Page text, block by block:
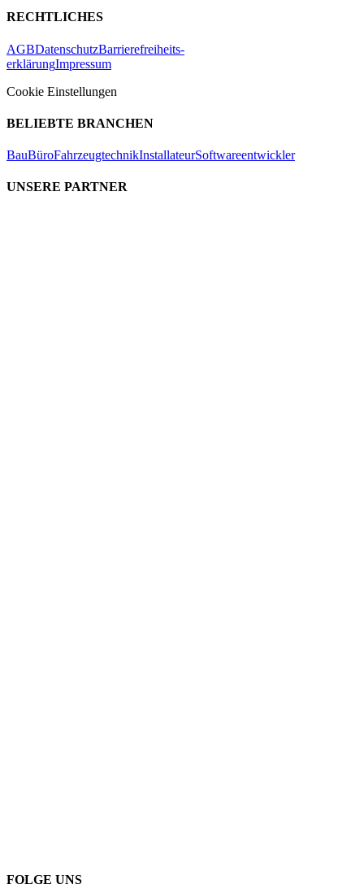
RECHTLICHES
AGBDatenschutzBarrierefreiheits-
erklärungImpressum
Cookie Einstellungen
BELIEBTE BRANCHEN
BauBüroFahrzeugtechnikInstallateurSoftwareentwickler
UNSERE PARTNER
FOLGE UNS